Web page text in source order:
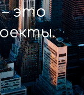
это